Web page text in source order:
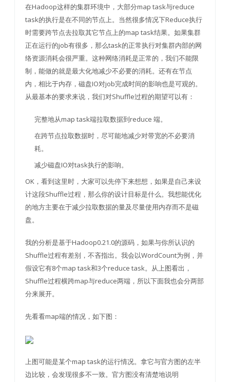
在Hadoop这样的集群环境中，大部分map task与reduce
task的执行是在不同的节点上。当然很多情况下Reduce执行
时需要跨节点去拉取其它节点上的map task结果。如果集群
正在运行的job有很多，那么task的正常执行对集群内部的网
络资源消耗会很严重。这种网络消耗是正常的，我们不能限
制，能做的就是最大化地减少不必要的消耗。还有在节点
内，相比于内存，磁盘IO对job完成时间的影响也是可观的。
从最基本的要求来说，我们对Shuffle过程的期望可以有：
完整地从map task端拉取数据到reduce 端。
在跨节点拉取数据时，尽可能地减少对带宽的不必要消
耗。
减少磁盘IO对task执行的影响。
OK，看到这里时，大家可以先停下来想想，如果是自己来设
计这段Shuffle过程，那么你的设计目标是什么。我想能优化
的地方主要在于减少拉取数据的量及尽量使用内存而不是磁
盘。
我的分析是基于Hadoop0.21.0的源码，如果与你所认识的
Shuffle过程有差别，不吝指出。我会以WordCount为例，并
假设它有8个map task和3个reduce task。从上图看出，
Shuffle过程横跨map与reduce两端，所以下面我也会分两部
分来展开。
先看看map端的情况，如下图：
上图可能是某个map task的运行情况。拿它与官方图的左半
边比较，会发现很多不一致。官方图没有清楚地说明